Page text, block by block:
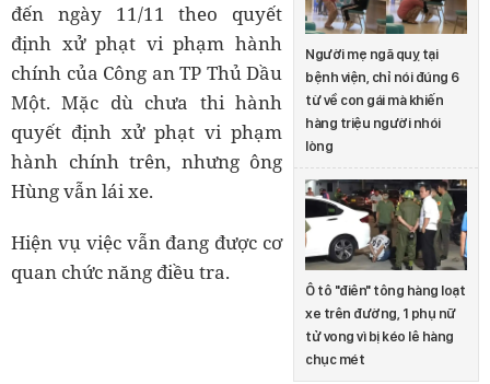
Người mẹ ngã quỵ tại
bệnh viện, chỉ nói đúng 6
từ về con gái mà khiến
hàng triệu người nhói
lòng
Ô tô "điên" tông hàng loạt
xe trên đường, 1 phụ nữ
tử vong vì bị kéo lê hàng
chục mét
đến ngày 11/11 theo quyết
định xử phạt vi phạm hành
chính của Công an TP Thủ Dầu
Một. Mặc dù chưa thi hành
quyết định xử phạt vi phạm
hành chính trên, nhưng ông
Hùng vẫn lái xe.
Hiện vụ việc vẫn đang được cơ
quan chức năng điều tra.